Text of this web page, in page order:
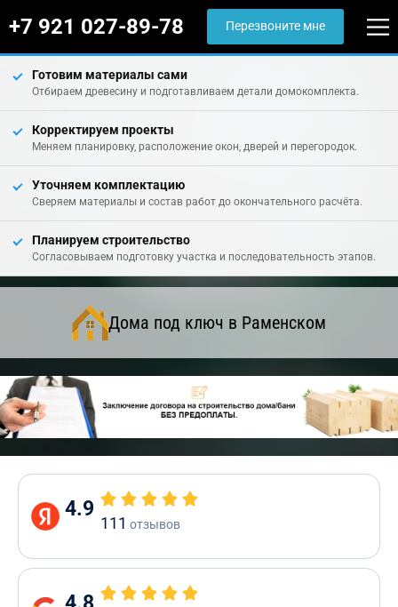
+7 921 027-89-78 Перезвоните мне
Готовим материалы сами
Отбираем древесину и подготавливаем детали домокомплекта.
Корректируем проекты
Меняем планировку, расположение окон, дверей и перегородок.
Уточняем комплектацию
Сверяем материалы и состав работ до окончательного расчёта.
Планируем строительство
Согласовываем подготовку участка и последовательность этапов.
Дома под ключ в Раменском
4.9
111 отзывов